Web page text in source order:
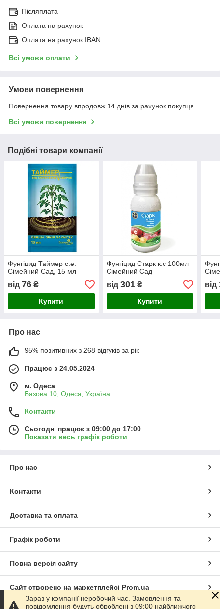
Післяплата
Оплата на рахунок
Оплата на рахунок IBAN
Всі умови оплати
Умови повернення
Повернення товару впродовж 14 днів за рахунок покупця
Всі умови повернення
Подібні товари компанії
Фунгіцид Таймер с.е.
Сімейний Сад, 15 мл
від 76 ₴
Купити
Фунгіцид Старк к.с 100мл
Сімейний Сад
від 301₴
Купити
від
Про нас
95% позитивних з 268 відгуків за рік
Працює з 24.05.2024
м. Одеса
Базова 10, Одеса, Україна
Контакти
Сьогодні працює з 09:00 до 17:00
Показати весь графік роботи
Про нас
Контакти
Доставка та оплата
Графік роботи
Повна версія сайту
Сайт створено на маркетплейсі Prom.ua
Зараз у компанії неробочий час. Замовлення та
повідомлення будуть оброблені з 09:00 найближчого